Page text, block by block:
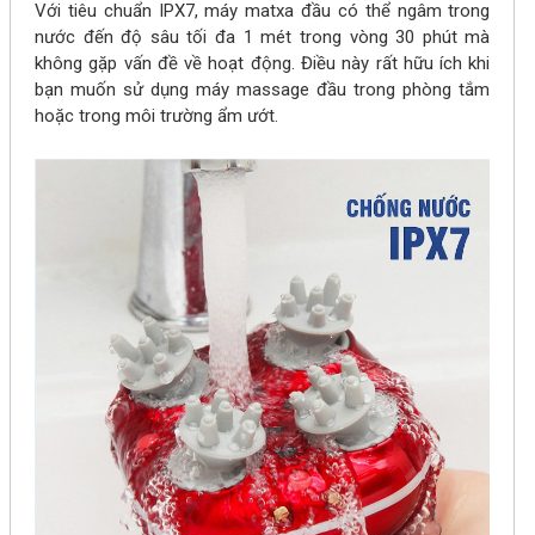
Với tiêu chuẩn IPX7, máy matxa đầu có thể ngâm trong
nước đến độ sâu tối đa 1 mét trong vòng 30 phút mà
không gặp vấn đề về hoạt động. Điều này rất hữu ích khi
bạn muốn sử dụng máy massage đầu trong phòng tắm
hoặc trong môi trường ẩm ướt.